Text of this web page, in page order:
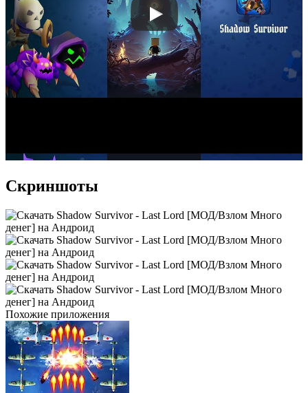
Скриншоты
Похожие приложения